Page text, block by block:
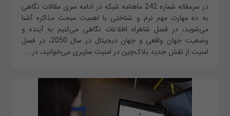
در سرمقاله شماره 242 ماهنامه شبکه در ادامه سری مقالات نگاهى
به ده مهارت مهم نرم و شناختى با اهمیت مبحث مذاکره آشنا
می‌شوید، در فصل شاهراه اطلاعات نگاهی می‌کنیم به آینده و
وضعیت جهان واقعی و جهان دیجیتال در سال 2050، در فصل
امنیت از نقش جدید بلاک‌چین در امنیت سایبری می‌خوانید، در...